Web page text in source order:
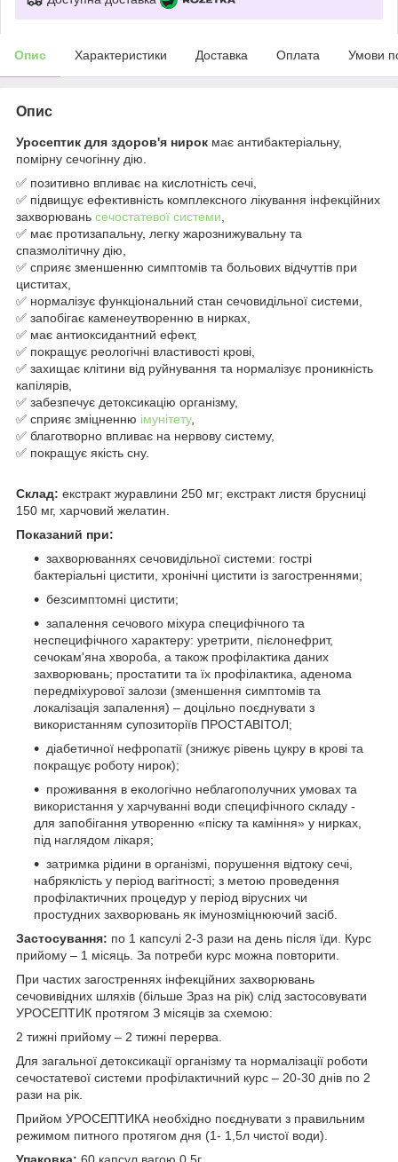
Опис Характеристики Доставка Оплата Умови
Опис
Уросептик для здоров'я нирок має антибактеріальну,
помірну сечогінну дію.
✅ позитивно впливає на кислотність сечі,
✅ підвищує ефективність комплексного лікування інфекційних
захворювань сечостатевої системи
✅ має протизапальну, легку жарознижувальну та
спазмолітичну дію,
✅ сприяє зменшенню симптомів та больових відчуттів при
циститах,
✅ нормалізує функціональний стан сечовидільної системи,
✅ запобігає каменеутворенню в нирках,
✅ має антиоксидантний ефект,
✅ покращує реологічні властивості крові,
✅ захищає клітини від руйнування та нормалізує проникність
капілярів,
✅ забезпечує детоксикацію організму,
✅ сприяє зміцненню імунітету,
✅ благотворно впливає на нервову систему,
✅ покращує якість сну.
Склад: екстракт журавлини 250 мг; екстракт листя брусниці
150 мг, харчовий желатин.
Показаний при:
захворюваннях сечовидільної системи: гострі
бактеріальні цистити, хронічні цистити із загостреннями;
безсимптомні цистити;
запалення сечового міхура специфічного та
неспецифічного характеру: уретрити, пієлонефрит,
сечокам'яна хвороба, а також профілактика даних
захворювань; простатити та їх профілактика, аденома
передміхурової залози (зменшення симптомів та
локалізація запалення) – доцільно поєднувати з
використанням супозиторіїв ПРОСТАВІТОЛ;
діабетичної нефропатії (знижує рівень цукру в крові та
покращує роботу нирок);
проживання в екологічно неблагополучних умовах та
використання у харчуванні води специфічного складу -
для запобігання утворенню «піску та каміння» у нирках,
під наглядом лікаря;
затримка рідини в організмі, порушення відтоку сечі,
набряклість у період вагітності; з метою проведення
профілактичних процедур у період вірусних чи
простудних захворювань як імунозміцнюючий засіб.
Застосування: по 1 капсулі 2-3 рази на день після їди. Курс
прийому – 1 місяць. За потреби курс можна повторити.
При частих загостреннях інфекційних захворювань
сечовивідних шляхів (більше Зраз на рік) слід застосовувати
УРОСЕПТИК протягом З місяців за схемою:
2 тижні прийому – 2 тижні перерва.
Для загальної детоксикації організму та нормалізації роботи
сечостатевої системи профілактичний курс – 20-30 днів по 2
рази на рік.
Прийом УРОСЕПТИКА необхідно поєднувати з правильним
режимом питного протягом дня (1- 1,5л чистої води).
Упаковка: 60 капсул вагою 0,5г.